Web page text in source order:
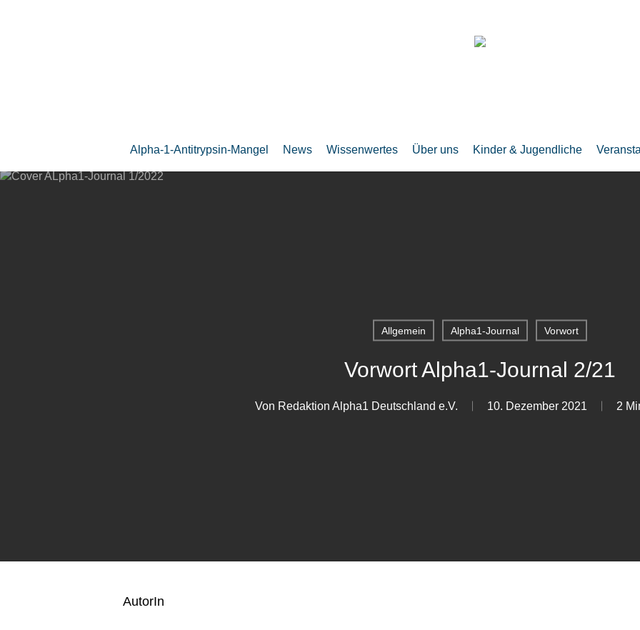
Alpha-1-Antitrypsin-Mangel News Wissenwertes Über uns Kinder & Jugendliche
Allgemein Alpha1-Journal Vorwort
Vorwort Alpha1-Journal 2/21
Von Redaktion Alpha1 Deutschland e.V. 10. Dezember 2021 2
AutorIn